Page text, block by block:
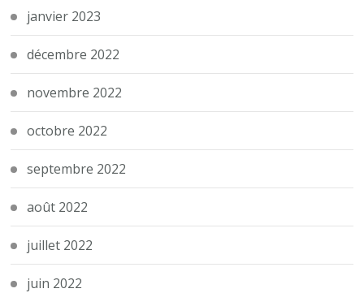
janvier 2023
décembre 2022
novembre 2022
octobre 2022
septembre 2022
août 2022
juillet 2022
juin 2022